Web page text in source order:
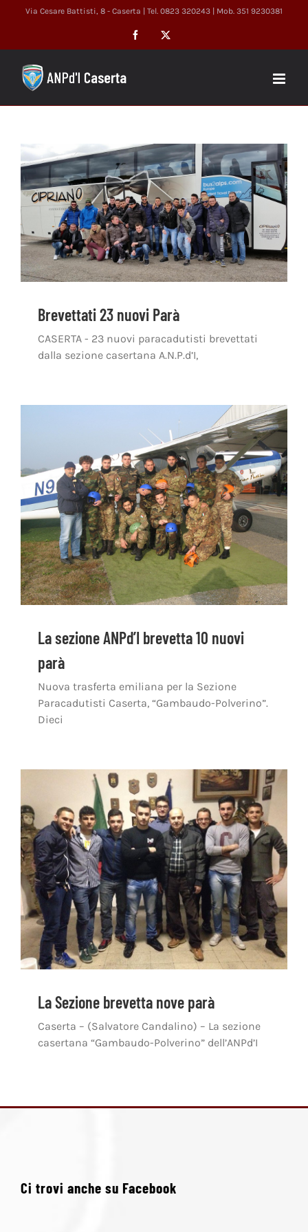
Via Cesare Battisti, 8 - Caserta | Tel. 0823 320243 | Mob. 351 9230381
Facebook
Brevettati 23 nuovi Parà
CASERTA - 23 nuovi paracadutisti brevettati
dalla sezione casertana A.N.P.d’I,
La sezione ANPd’I brevetta 10 nuovi
parà
Nuova trasferta emiliana per la Sezione
Paracadutisti Caserta, “Gambaudo-Polverino”.
Dieci
La Sezione brevetta nove parà
Caserta – (Salvatore Candalino) – La sezione
casertana “Gambaudo-Polverino” dell’ANPd’I
Ci trovi anche su Facebook